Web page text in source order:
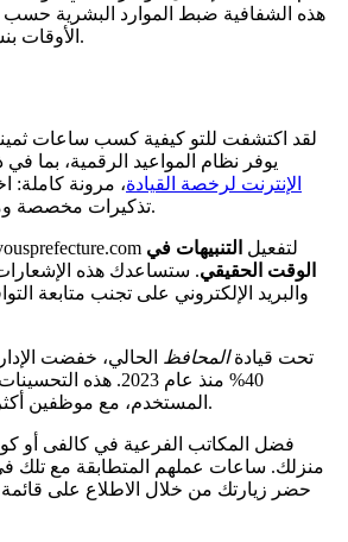
هذه الشفافية ضبط الموارد البشرية حسب
الأوقات بنسبة 40% منذ عام 2023.
لقد اكتشفت للتو كيفية كسب ساعات ثمينة
يوفر نظام المواعيد الرقمية، بما في
الإنترنت لرخصة القيادة
تذكيرات مخصصة ومعالجة سريعة للملفات.
سجل الآن على rendezvousprefecture.com لتفعيل التنبيهات في
الوقت الحقيقي. ستساعدك هذه
والبريد الإلكتروني على تجنب متابعة
تحت قيادةالمحافظ الحالي، خفضت
40% منذ عام 2023.
المستخدم، مع موظفين أكثر توفرًا وأدوات مبسطة.
فضل المكاتب الفرعية في كالفى أو
منزلك. ساعات عملهم المتطابقة مع تلك
حضر زيارتك من خلال الاطلاع على قائمة